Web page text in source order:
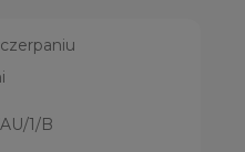
1/B